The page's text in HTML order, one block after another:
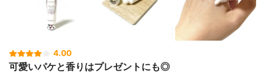
4.00
可愛いパケと香りはプレゼントにも◎